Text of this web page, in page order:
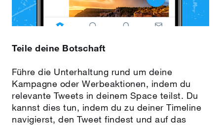
Teile deine Botschaft
Führe die Unterhaltung rund um deine
Kampagne oder Werbeaktionen, indem du
relevante Tweets in deinem Space teilst. Du
kannst dies tun, indem du zu deiner Timeline
navigierst, den Tweet findest und auf das